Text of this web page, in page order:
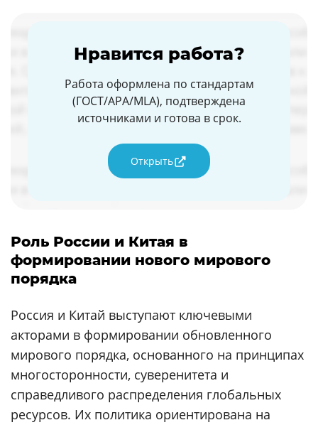
Нравится работа?
Работа оформлена по стандартам
(ГОСТ/APA/MLA), подтверждена
источниками и готова в срок.
Открыть
Роль России и Китая в
формировании нового мирового
порядка
Россия и Китай выступают ключевыми
акторами в формировании обновленного
мирового порядка, основанного на принципах
многосторонности, суверенитета и
справедливого распределения глобальных
ресурсов. Их политика ориентирована на